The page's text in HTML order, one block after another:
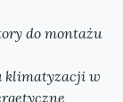
do montażu
klimatyzacji w